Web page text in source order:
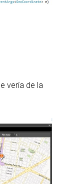
vería de la